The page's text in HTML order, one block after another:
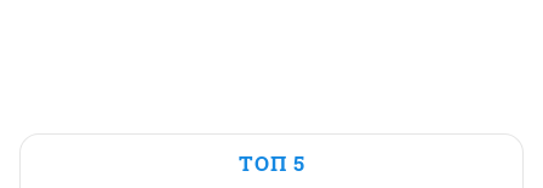
ТОП 5